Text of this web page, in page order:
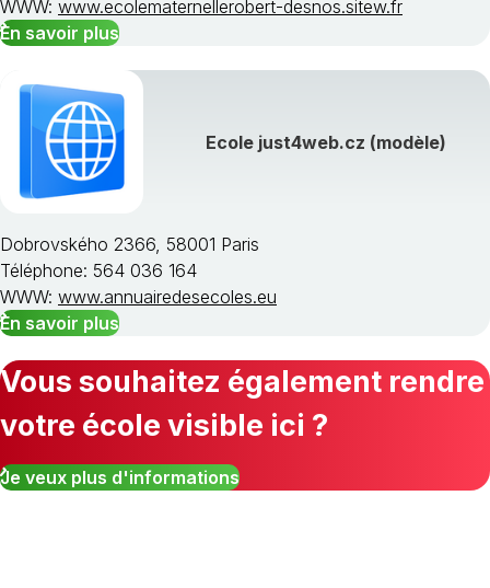
WWW: www.ecolematernellerobert-desnos.sitew.fr
En savoir plus
Ecole just4web.cz (modèle)
Dobrovského 2366, 58001 Paris
Téléphone: 564 036 164
WWW: www.annuairedesecoles.eu
En savoir plus
Vous souhaitez également rendre
votre école visible ici ?
Je veux plus d'informations